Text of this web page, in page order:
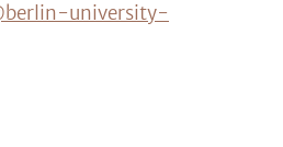
university-